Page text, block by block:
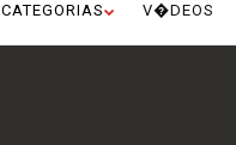
CATEGORIAS V�DEOS